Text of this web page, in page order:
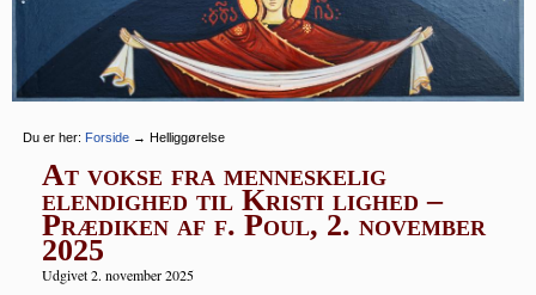
Du er her: Forside → Helliggørelse
At vokse fra menneskelig
elendighed til Kristi lighed –
Prædiken af f. Poul, 2. november
2025
Udgivet 2. november 2025